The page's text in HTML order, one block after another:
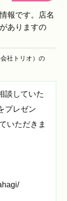
報です。店名
ありますの
社トリオ）の
談していた
プレゼン
いただきま